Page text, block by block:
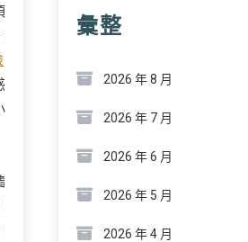
彙整
2026 年 8 月
2026 年 7 月
2026 年 6 月
2026 年 5 月
2026 年 4 月